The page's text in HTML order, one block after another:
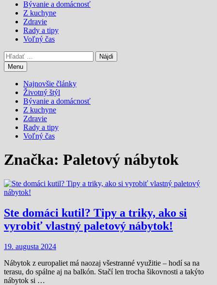
Bývanie a domácnosť
Z kuchyne
Zdravie
Rady a tipy
Voľný čas
Hľadať:
Menu
Najnovšie články
Životný štýl
Bývanie a domácnosť
Z kuchyne
Zdravie
Rady a tipy
Voľný čas
Značka: Paletový nábytok
Ste domáci kutil? Tipy a triky, ako si
vyrobiť vlastný paletový nábytok!
19. augusta 2024
Nábytok z europaliet má naozaj všestranné využitie – hodí sa na
terasu, do spálne aj na balkón. Stačí len trocha šikovnosti a takýto
nábytok si …